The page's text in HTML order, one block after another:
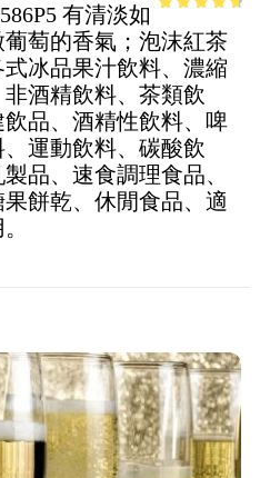
of 5
有清淡如
萄的香氣；泡沫紅茶
冰品果汁飲料、濃縮
酒精飲料、茶類飲
品、酒精性飲料、啤
運動飲料、碳酸飲
品、速食調理食品、
餅乾、休閒食品、適